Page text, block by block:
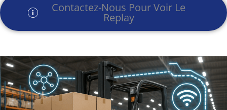
Contactez-Nous Pour Voir Le
Replay